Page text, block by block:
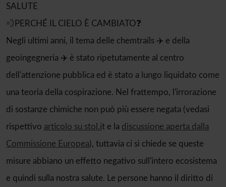
SALUTE
💨PERCHÉ IL CIELO È CAMBIATO❓
Negli ultimi anni, il tema delle chemtrails ✈️ e della
geoingegneria ✈️ è stato ripetutamente al centro
dell'attenzione pubblica ed è stato a lungo liquidato come
una teoria della cospirazione. Nel frattempo, l'irrorazione
di sostanze chimiche non può più essere negata (vedasi
rispettivo articolo su stol.it e la discussione aperta dalla
Commissione Europea), tuttavia ci si chiede se queste
misure abbiano un effetto negativo sull'intero ecosistema
e quindi sulla nostra salute. Le persone hanno il diritto di